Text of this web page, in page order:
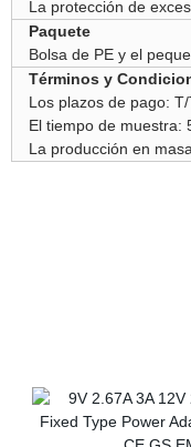
La protección de
Paquete
Bolsa de PE y el
Términos y
Los plazos de pago:
El tiempo de muestra:
La producción en